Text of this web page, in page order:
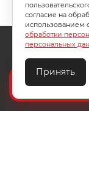
О
согласие на
использованием
обработки
персональных
Принять